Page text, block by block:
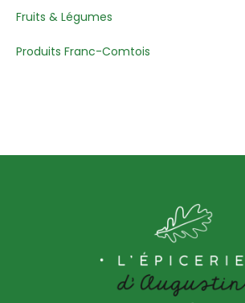
Fruits & Légumes
Produits Franc-Comtois